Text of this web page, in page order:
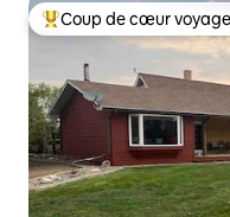
Coups de cœur
Coup de cœur